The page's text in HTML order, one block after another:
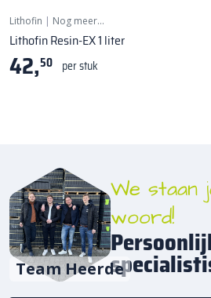
Lithofin | Nog meer…
Lithofin Resin-EX 1 liter
42,50 per stuk
Team Heerde
We staan
woord!